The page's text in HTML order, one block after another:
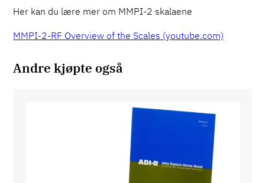
Her kan du lære mer om MMPI-2 skalaene
MMPI-2-RF Overview of the Scales (youtube.com)
Andre kjøpte også